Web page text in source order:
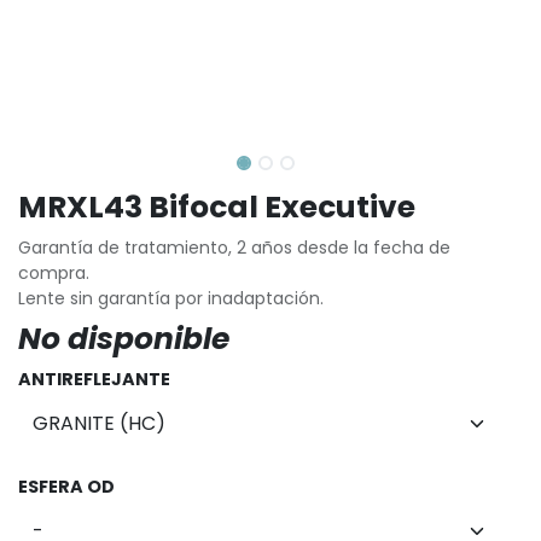
MRXL43 Bifocal Executive
Garantía de tratamiento, 2 años desde la fecha de
compra.
Lente sin garantía por inadaptación.
No disponible
ANTIREFLEJANTE
ESFERA OD